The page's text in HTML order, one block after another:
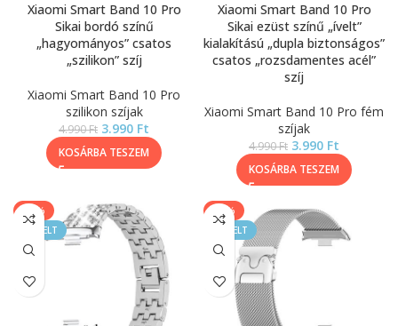
Xiaomi Smart Band 10 Pro
Sikai bordó színű
„hagyományos” csatos
„szilikon” szíj
Xiaomi Smart Band 10 Pro
szilikon szíjak
4.990Ft 3.990 Ft
KOSÁRBA TESZEM
Xiaomi Smart Band 10 Pro
Sikai ezüst színű „ívelt”
kialakítású „dupla biztonságos”
csatos „rozsdamentes acél”
szíj
Xiaomi Smart Band 10 Pro fém
szíjak
4.990Ft 3.990 Ft
KOSÁRBA TESZEM
-20%
KIEMELT
-25%
KIEMELT